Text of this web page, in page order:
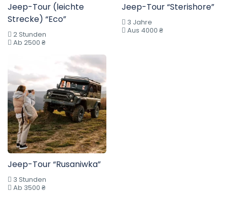
Jeep-Tour (leichte
Strecke) “Eco”
2 Stunden
Ab 2500 ₴
Jeep-Tour “Sterishore”
3 Jahre
Aus 4000 ₴
Jeep-Tour “Rusaniwka”
3 Stunden
Ab 3500 ₴